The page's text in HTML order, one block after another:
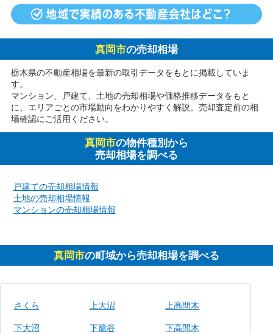
真岡市の売却相場
栃木県の不動産相場を最新の取引データをもとに掲載していま
す。
マンション、戸建て、土地の売却相場や価格推移データをもと
に、エリアごとの市場動向をわかりやすく解説。売却査定前の相
場確認にご活用ください。
真岡市の物件種別から
売却相場を調べる
戸建ての売却相場情報
土地の売却相場情報
マンションの売却相場情報
真岡市の町域から売却相場を調べる
さくら 上大沼 上高間木
下大沼 下籠谷 下高間木